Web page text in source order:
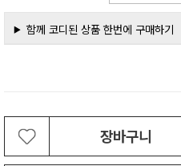
함께 코디된 상품 한번에 구매하기
장바구니